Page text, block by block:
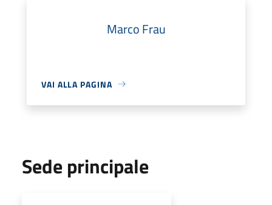
Marco Frau
VAI ALLA PAGINA
Sede principale